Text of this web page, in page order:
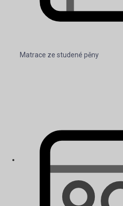
Matrace ze studené pěny